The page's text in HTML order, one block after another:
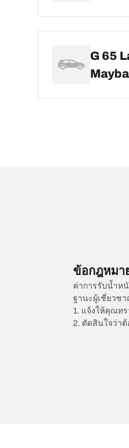
G 65
ข้อกฎหมา
ค่าการรับน้ำห
ฐานะผู้เชี่ยวชา
1. แจ้งให้คุณท
2. ตัดสินใจว่า